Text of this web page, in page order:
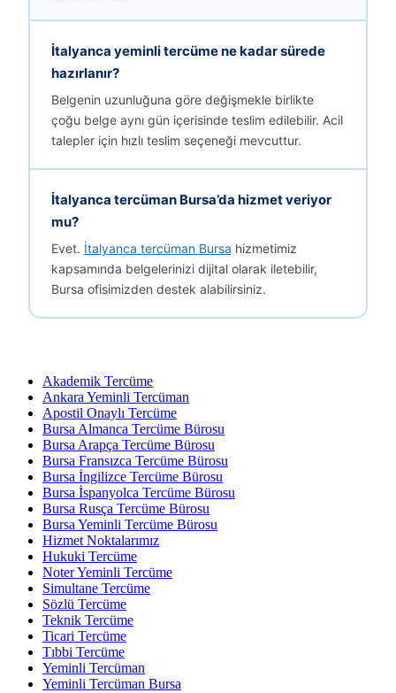
İtalyanca yeminli tercüme ne kadar sürede
hazırlanır?
Belgenin uzunluğuna göre değişmekle birlikte
çoğu belge aynı gün içerisinde teslim edilebilir. Acil
talepler için hızlı teslim seçeneği mevcuttur.
İtalyanca tercüman Bursa’da hizmet veriyor
mu?
Evet. İtalyanca tercüman Bursa hizmetimiz
kapsamında belgelerinizi dijital olarak iletebilir,
Bursa ofisimizden destek alabilirsiniz.
Akademik Tercüme
Ankara Yeminli Tercüman
Apostil Onaylı Tercüme
Bursa Almanca Tercüme Bürosu
Bursa Arapça Tercüme Bürosu
Bursa Fransızca Tercüme Bürosu
Bursa İngilizce Tercüme Bürosu
Bursa İspanyolca Tercüme Bürosu
Bursa Rusça Tercüme Bürosu
Bursa Yeminli Tercüme Bürosu
Hizmet Noktalarımız
Hukuki Tercüme
Noter Yeminli Tercüme
Simultane Tercüme
Sözlü Tercüme
Teknik Tercüme
Ticari Tercüme
Tıbbi Tercüme
Yeminli Tercüman
Yeminli Tercüman Bursa